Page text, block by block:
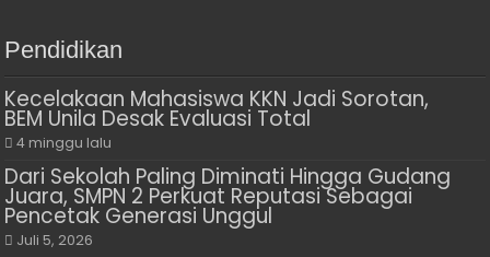
Pendidikan
Kecelakaan Mahasiswa KKN Jadi Sorotan,
BEM Unila Desak Evaluasi Total
4 minggu lalu
Dari Sekolah Paling Diminati Hingga Gudang
Juara, SMPN 2 Perkuat Reputasi Sebagai
Pencetak Generasi Unggul
Juli 5, 2026